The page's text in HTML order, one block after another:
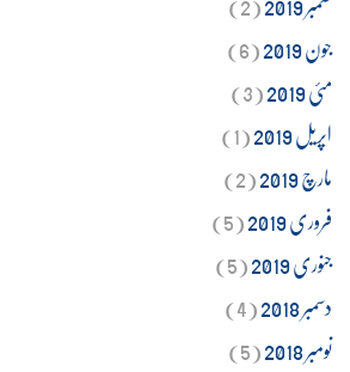
جون 2019
(6)
مئی 2019
(3)
اپریل 2019
(1)
مارچ 2019
(2)
فروری 2019
(5)
جنوری 2019
(5)
دسمبر 2018
(4)
نومبر 2018
(5)